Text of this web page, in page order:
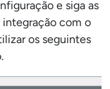
e siga as
integração com o
os seguintes